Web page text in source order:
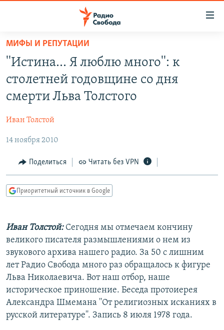
упрощенного
доступа
основному
Вернутся
навигации
Вернутся
поиску
ПРОГРАММЫ
АВТОРСКИЕ ПРОЕКТЫ
МНЕНИЯ
КУЛЬТУРА
IDEL.РЕАЛИИ
СЕВЕР.РЕАЛИИ
РАСПИСАНИЕ ВЕЩАНИЯ
ПОДПИШИТЕСЬ НА РАССЫЛКУ
СОЦИАЛЬНЫЕ СЕТИ
МИФЫ И РЕПУТАЦИИ
''Истина… Я люблю много'': к
столетней годовщине со дня
смерти Льва Толстого
Иван Толстой
14 ноября 2010
Поделиться Читать без VPN
Приоритетный источник в Google
Иван Толстой:Сегодня мы отмечаем кончину
великого писателя размышлениями о нем из
звукового архива нашего радио. За 50 с лишним
лет Радио Свобода много раз обращалось к фигуре
Льва Николаевича. Вот наш отбор, наше
историческое приношение. Беседа протоиерея
Александра Шмемана ''От религиозных исканиях в
русской литературе''. Запись 8 июля 1978 года.